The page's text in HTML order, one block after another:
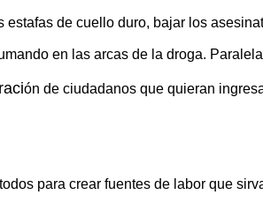
estafas de cuello duro, bajar los
en las arcas de la droga.
ón de ciudadanos que quieran
para crear fuentes de labor que